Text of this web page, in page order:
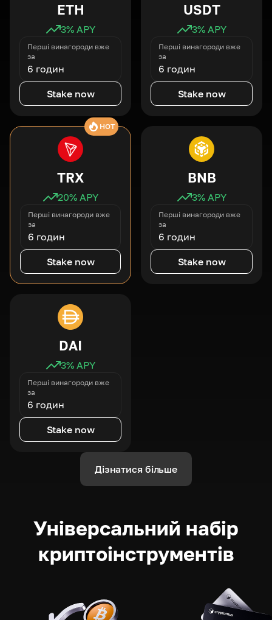
ETH
3% APY
Перші винагороди вже
за
6 годин
Stake now
USDT
3% APY
Перші винагороди вже
за
6 годин
Stake now
HOT
TRX
20% APY
Перші винагороди вже
за
6 годин
Stake now
BNB
3% APY
Перші винагороди вже
за
6 годин
Stake now
DAI
3% APY
Перші винагороди вже
за
6 годин
Stake now
Дізнатися більше
Універсальний набір
криптоінструментів